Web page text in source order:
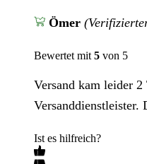
Ömer
Bewertet mit 5 von 5
Versand kam leider 2
Versanddienstleister.
Ist es hilfreich?